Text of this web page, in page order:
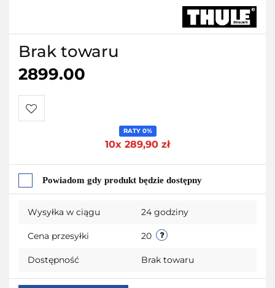
Brak towaru
2899.00
RATY 0%
10x 289,90 zł
Powiadom gdy produkt będzie dostępny
Wysyłka w ciągu 24 godziny
Cena przesyłki 20
Dostępność Brak towaru